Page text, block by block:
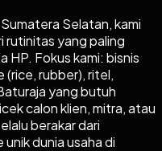
Selatan, kami
rutinitas yang paling
HP. Fokus kami: bisnis
(rice, rubber), ritel,
yang butuh
calon klien, mitra, atau
berakar dari
dunia usaha di